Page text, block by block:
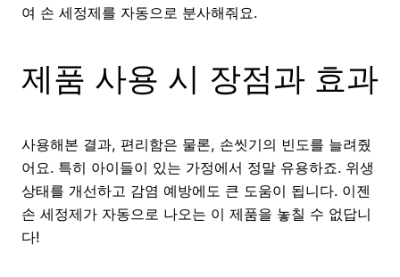
여 손 세정제를 자동으로 분사해줘요.
제품 사용 시 장점과 효과
사용해본 결과, 편리함은 물론, 손씻기의 빈도를 늘려줬
어요. 특히 아이들이 있는 가정에서 정말 유용하죠. 위생
상태를 개선하고 감염 예방에도 큰 도움이 됩니다. 이젠
손 세정제가 자동으로 나오는 이 제품을 놓칠 수 없답니
다!